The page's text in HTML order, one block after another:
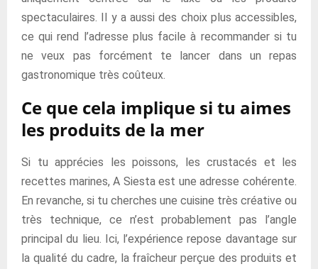
spectaculaires. Il y a aussi des choix plus accessibles,
ce qui rend l’adresse plus facile à recommander si tu
ne veux pas forcément te lancer dans un repas
gastronomique très coûteux.
Ce que cela implique si tu aimes
les produits de la mer
Si tu apprécies les poissons, les crustacés et les
recettes marines, A Siesta est une adresse cohérente.
En revanche, si tu cherches une cuisine très créative ou
très technique, ce n’est probablement pas l’angle
principal du lieu. Ici, l’expérience repose davantage sur
la qualité du cadre, la fraîcheur perçue des produits et